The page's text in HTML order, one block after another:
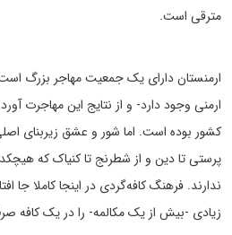
مترقی است.
ارمنستان دارای یک جمعیت مهاجر بزرگ است
ارمنی وجود دارد- و از نتایج این مهاجرت
کشور بوده است. اما شور و عشق زیربنای
پرستی تا دین و از شطرنج تا کنیاک که
ندارند. فرهنگ کافه‌گردی در اینجا کاملا جا
زیادی -بیش از یک مکالمه- را در یک کافه